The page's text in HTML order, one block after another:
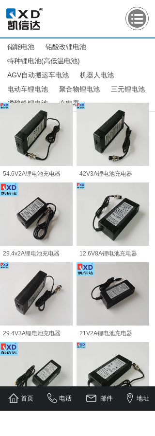
储能电池
铅酸改锂电池
特种锂电池(高低温电池)
AGV自动搬运车电池
机器人电池
电动车锂电池
聚合物锂电池
三元锂电池
磷酸铁锂电池
充电器
54.6V2A锂电池充电器 42V3A锂电池充电器
29.4v2A锂电池充电器 12.6V8A锂电池充电器
29.4V3A锂电池充电器 21V2A锂电池充电器
首页 电话 邮件 地址